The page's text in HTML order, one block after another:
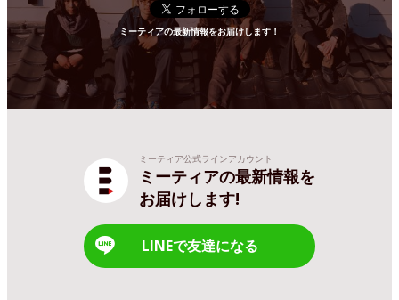
ミーティアの最新情報をお届けします！
ミーティア公式ラインアカウント
ミーティアの最新情報を
お届けします!
LINEで友達になる